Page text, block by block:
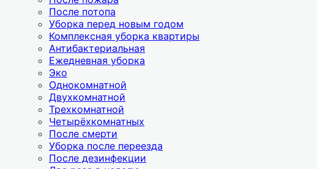
После потопа
Уборка перед новым годом
Комплексная уборка квартиры
Антибактериальная
Ежедневная уборка
Эко
Однокомнатной
Двухкомнатной
Трехкомнатной
Четырёхкомнатных
После смерти
Уборка после переезда
После дезинфекции